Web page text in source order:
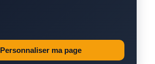
Personnaliser ma page